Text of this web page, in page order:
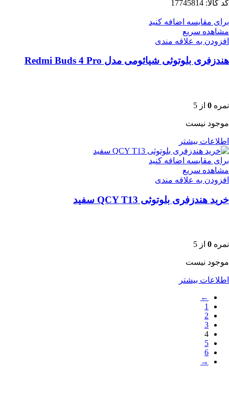
کد کالا: 17745814
برای مقایسه اضافه کنید
مشاهده سریع
افزودن به علاقه مندی
هندزفری بلوتوثی شیائومی مدل Redmi Buds 4 Pro
نمره 0 از 5
موجود نیست
اطلاعات بیشتر
برای مقایسه اضافه کنید
مشاهده سریع
افزودن به علاقه مندی
خرید هندزفری بلوتوثی QCY T13 سفید
نمره 0 از 5
موجود نیست
اطلاعات بیشتر
←
1
2
3
4
5
6
→